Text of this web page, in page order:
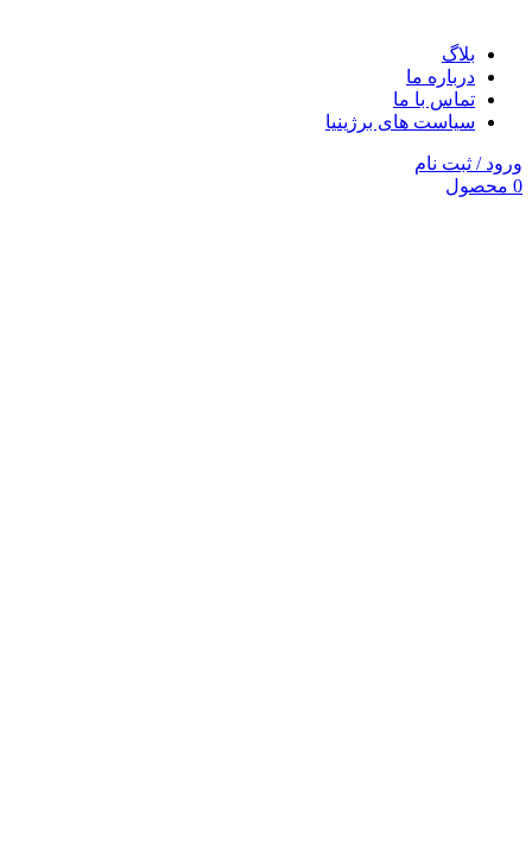
بلاگ
درباره ما
تماس با ما
سیاست های برژینیا
ورود / ثبت نام
0 محصول